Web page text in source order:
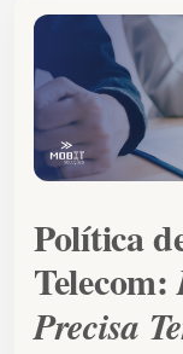
Política
Telecom:
Precisa